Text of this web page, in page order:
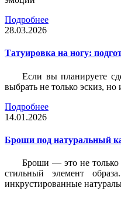
Подробнее
28.03.2026
Татуировка на ногу:
Если вы планируете
выбрать не только эскиз,
Подробнее
14.01.2026
Броши под натуральный
Броши — это не только
стильный элемент
инкрустированные